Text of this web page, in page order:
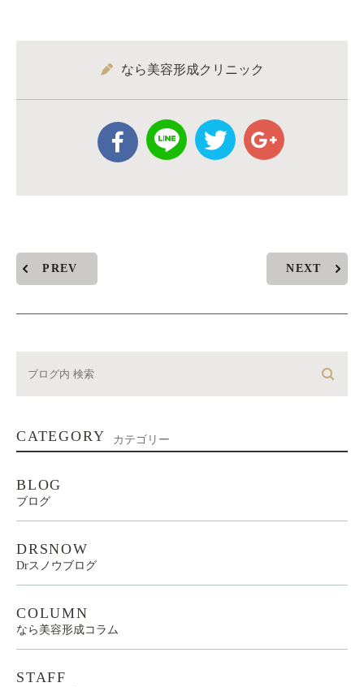
なら美容形成クリニック
PREV NEXT
CATEGORY カテゴリー
BLOG
ブログ
DRSNOW
Drスノウブログ
COLUMN
なら美容形成コラム
STAFF